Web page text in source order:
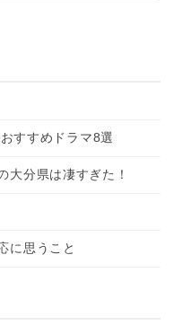
すすめドラマ8選
大分県は凄すぎた！
に思うこと